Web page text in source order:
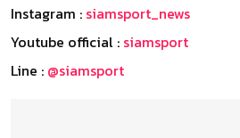
Instagram : siamsport_news
Youtube official : siamsport
Line : @siamsport